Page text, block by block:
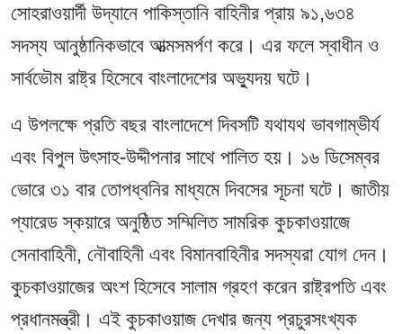
সোহরাওয়ার্দী উদ্যানে পাকিস্তানি বাহিনীর প্রায় ৯১,৬৩৪
সদস্য আনুষ্ঠানিকভাবে আত্মসমর্পণ করে। এর ফলে স্বাধীন ও
সার্বভৌম রাষ্ট্র হিসেবে বাংলাদেশের অভ্যুদয় ঘটে।
এ উপলক্ষে প্রতি বছর বাংলাদেশে দিবসটি যথাযথ ভাবগাম্ভীর্য
এবং বিপুল উৎসাহ-উদ্দীপনার সাথে পালিত হয়। ১৬ ডিসেম্বর
ভোরে ৩১ বার তোপধ্বনির মাধ্যমে দিবসের সূচনা ঘটে। জাতীয়
প্যারেড স্কয়ারে অনুষ্ঠিত সম্মিলিত সামরিক কুচকাওয়াজে
সেনাবাহিনী, নৌবাহিনী এবং বিমানবাহিনীর সদস্যরা যোগ দেন।
কুচকাওয়াজের অংশ হিসেবে সালাম গ্রহণ করেন রাষ্ট্রপতি এবং
প্রধানমন্ত্রী। এই কুচকাওয়াজ দেখার জন্য প্রচুরসংখ্যক